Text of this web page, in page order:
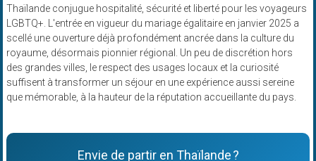
Thaïlande conjugue hospitalité, sécurité et liberté pour les voyageurs
LGBTQ+. L'entrée en vigueur du mariage égalitaire en janvier 2025 a
scellé une ouverture déjà profondément ancrée dans la culture du
royaume, désormais pionnier régional. Un peu de discrétion hors
des grandes villes, le respect des usages locaux et la curiosité
suffisent à transformer un séjour en une expérience aussi sereine
que mémorable, à la hauteur de la réputation accueillante du pays.
Envie de partir en Thaïlande ?